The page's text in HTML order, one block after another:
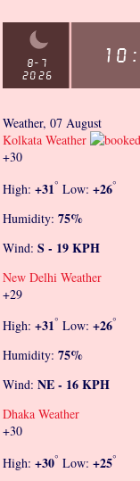
Weather, 07 August
Kolkata Weather
+30
High:+31° Low:+26°
Humidity:75%
Wind:S - 19 KPH
New Delhi Weather
+29
High:+31° Low:+26°
Humidity:75%
Wind:NE - 16 KPH
Dhaka Weather
+30
High:+30° Low:+25°